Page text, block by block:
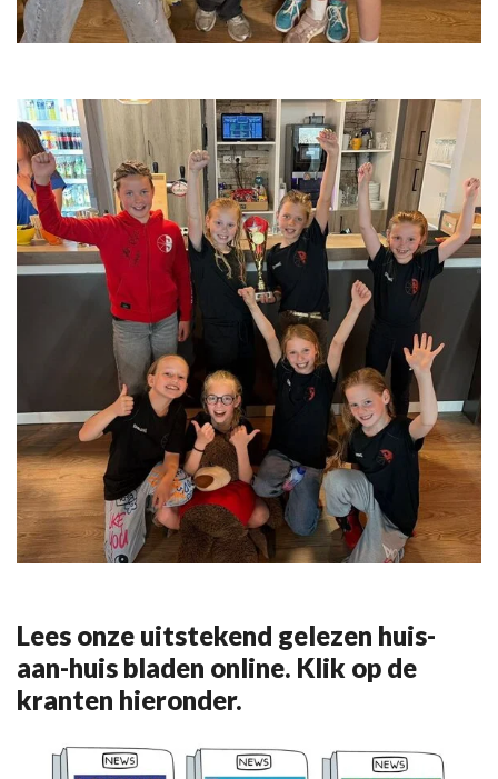
Lees onze uitstekend gelezen huis-
aan-huis bladen online. Klik op de
kranten hieronder.